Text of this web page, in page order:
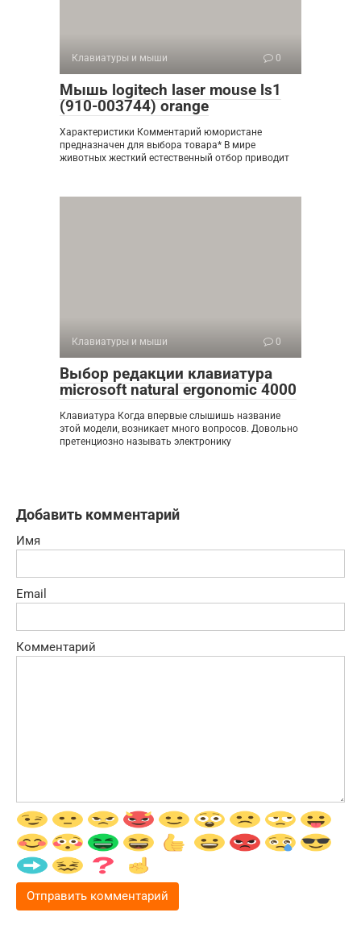
Клавиатуры и мыши 0
Мышь logitech laser mouse ls1
(910-003744) orange
Характеристики Комментарий юмористане
предназначен для выбора товара* В мире
животных жесткий естественный отбор приводит
Клавиатуры и мыши 0
Выбор редакции клавиатура
microsoft natural ergonomic 4000
Клавиатура Когда впервые слышишь название
этой модели, возникает много вопросов. Довольно
претенциозно называть электронику
Добавить комментарий
Имя
Email
Комментарий